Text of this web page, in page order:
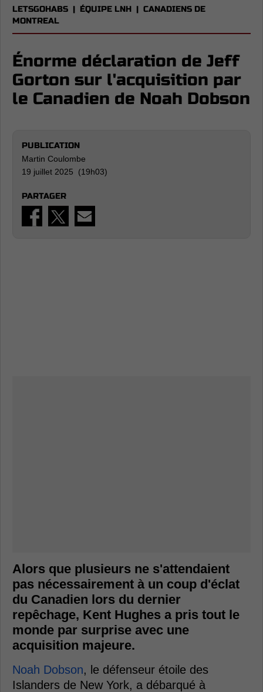
LETSGOHABS | ÉQUIPE LNH | CANADIENS DE
MONTREAL
Énorme déclaration de Jeff
Gorton sur l'acquisition par
le Canadien de Noah Dobson
PUBLICATION
Martin Coulombe
19 juillet 2025 (19h03)
PARTAGER
Alors que plusieurs ne s'attendaient
pas nécessairement à un coup d'éclat
du Canadien lors du dernier
repêchage, Kent Hughes a pris tout le
monde par surprise avec une
acquisition majeure.
Noah Dobson, le défenseur étoile des
Islanders de New York, a débarqué à